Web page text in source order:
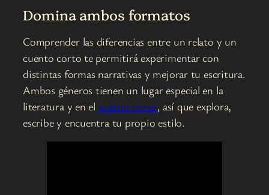
Domina ambos formatos
Comprender las diferencias entre un relato y un
cuento corto te permitirá experimentar con
distintas formas narrativas y mejorar tu escritura.
Ambos géneros tienen un lugar especial en la
literatura y en el cuento corto, así que explora,
escribe y encuentra tu propio estilo.